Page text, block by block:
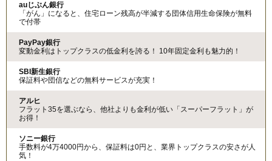
auじぶん銀行
「がん」になると、住宅ローン残高が半減する団体信用生命保険が無料
で付帯
PayPay銀行
変動金利はトップクラスの低金利を誇る！ 10年固定金利も魅力的！
SBI新生銀行
保証料や団信などの無料サービスが充実！
アルヒ
フラット35を選ぶなら、他社よりも金利が低い「スーパーフラット」が
お得！
ソニー銀行
手数料が4万4000円から、保証料は0円と、業界トップクラスの安さが人
気！